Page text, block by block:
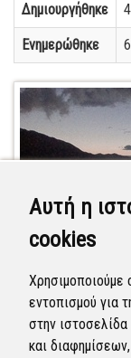
Αυτή η
cookies
Χρησιμοποιούμε
εντοπισμού για
στην ιστοσελίδα
και
Δημιουργήθηκε
Ενημερώθηκε